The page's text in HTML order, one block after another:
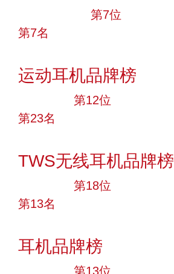
第7位
第7名
运动耳机品牌榜
第12位
第23名
TWS无线耳机品牌榜
第18位
第13名
耳机品牌榜
第13位